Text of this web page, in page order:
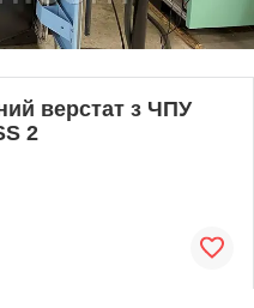
верстат з ЧПУ
2